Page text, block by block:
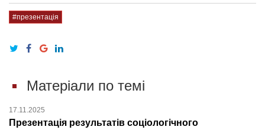
#презентація
Матеріали по темі
17.11.2025
Презентація результатів соціологічного